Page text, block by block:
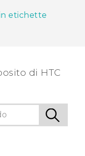
etichette
di HTC